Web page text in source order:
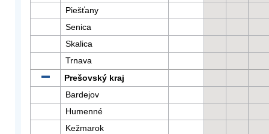
Piešťany
Senica
Skalica
Trnava
Prešovský kraj
Bardejov
Humenné
Kežmarok